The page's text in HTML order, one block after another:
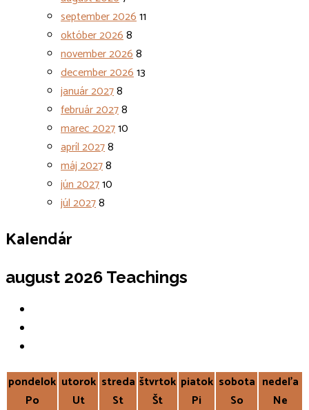
september 202611
október 20268
november 20268
december 202613
január 20278
február 20278
marec 202710
apríl 20278
máj 20278
jún 202710
júl 20278
Kalendár
august 2026 Teachings
pondelok
Po
utorok
Ut
streda
St
štvrtok
Št
piatok
Pi
sobota
So
nedeľa
Ne